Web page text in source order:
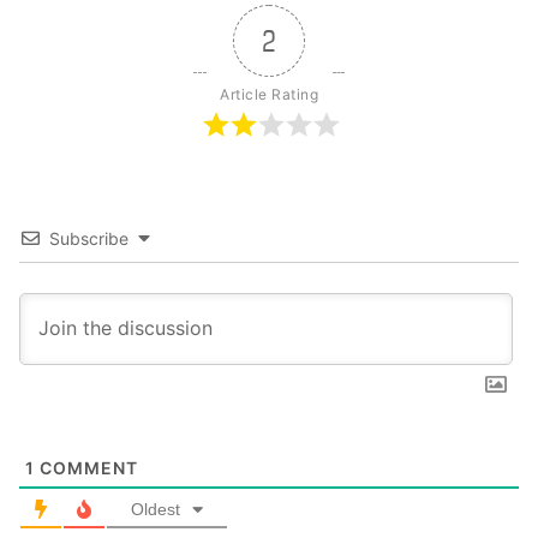
2
Article Rating
Subscribe
1 COMMENT
Oldest